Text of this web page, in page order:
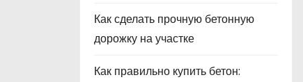
Как сделать прочную бетонную
дорожку на участке
Как правильно купить бетон: